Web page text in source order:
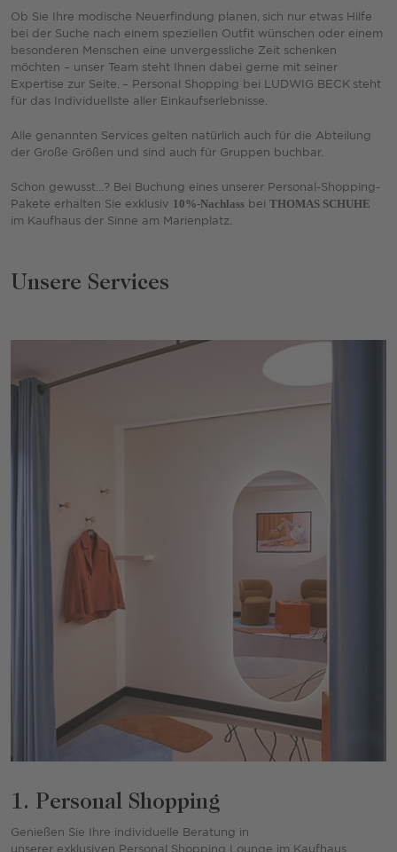
Ob Sie Ihre modische Neuerfindung planen, sich nur etwas Hilfe
bei der Suche nach einem speziellen Outfit wünschen oder einem
besonderen Menschen eine unvergessliche Zeit schenken
möchten – unser Team steht Ihnen dabei gerne mit seiner
Expertise zur Seite. – Personal Shopping bei LUDWIG BECK steht
für das Individuellste aller Einkaufserlebnisse.
Alle genannten Services gelten natürlich auch für die Abteilung
der Große Größen und sind auch für Gruppen buchbar.
Schon gewusst...? Bei Buchung eines unserer Personal-Shopping-
Pakete erhalten Sie exklusiv 10%-Nachlass bei THOMAS SCHUHE
im Kaufhaus der Sinne am Marienplatz.
Unsere Services
1. Personal Shopping
Genießen Sie Ihre individuelle Beratung in
unserer exklusiven Personal Shopping Lounge im Kaufhaus